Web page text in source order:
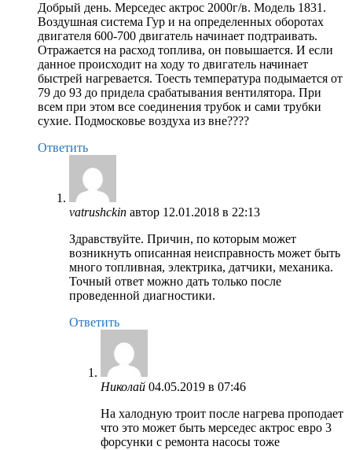
Добрый день. Мерседес актрос 2000г/в. Модель 1831.
Воздушная система Гур и на определенных оборотах
двигателя 600-700 двигатель начинает подтраивать.
Отражается на расход топлива, он повышается. И если
данное происходит на ходу то двигатель начинает
быстрей нагревается. Тоесть температура подымается от
79 до 93 до придела срабатывания вентилятора. При
всем при этом все соединения трубок и сами трубки
сухие. Подмосковье воздуха из вне????
Ответить
vatrushckin автор 12.01.2018 в 22:13
Здравствуйте. Причин, по которым может
возникнуть описанная неисправность может быть
много топливная, электрика, датчики, механика.
Точный ответ можно дать только после
проведенной диагностики.
Ответить
Николай 04.05.2019 в 07:46
На халодную троит после нагрева проподает
что это может быть мерседес актрос евро 3
форсунки с ремонта насосы тоже